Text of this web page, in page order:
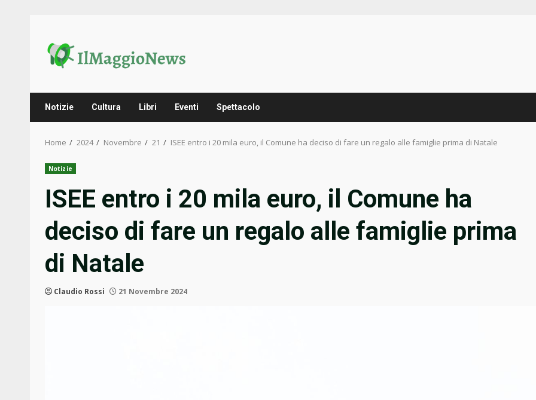
content
Notizie Cultura Libri Eventi Spettacolo
Home 2024 Novembre 21 ISEE entro i 20 mila euro, il Comune ha deciso di fare un regalo alle famiglie prima di Natale
Notizie
ISEE entro i 20 mila euro, il Comune ha
deciso di fare un regalo alle famiglie prima
di Natale
Claudio Rossi 21 Novembre 2024